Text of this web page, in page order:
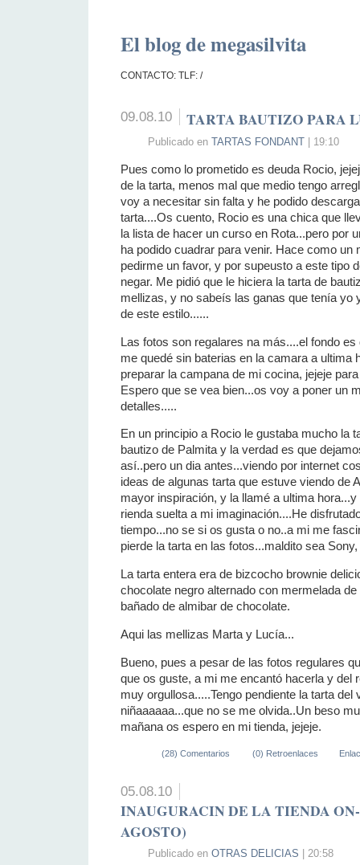
El blog de megasilvita
CONTACTO: TLF: /
09.08.10 TARTA BAUTIZO PARA
Publicado en TARTAS FONDANT| 19:10
Pues como lo prometido es deuda Rocio,
de la tarta, menos mal que medio tengo
voy a necesitar sin falta y he podido
tarta....Os cuento, Rocio es una chica que
la lista de hacer un curso en Rota...pero por
ha podido cuadrar para venir. Hace como un
pedirme un favor, y por supeusto a este tipo
negar. Me pidió que le hiciera la tarta de
mellizas, y no sabeís las ganas que tenía yo
de este estilo......
Las fotos son regalares na más....el fondo
me quedé sin baterias en la camara a ultima
preparar la campana de mi cocina, jejeje
Espero que se vea bien...os voy a poner un
detalles.....
En un principio a Rocio le gustaba mucho la
bautizo de Palmita y la verdad es que
así..pero un dia antes...viendo por internet
ideas de algunas tarta que estuve viendo de
mayor inspiración, y la llamé a ultima
rienda suelta a mi imaginación....He
tiempo...no se si os gusta o no..a mi me
pierde la tarta en las fotos...maldito sea Sony,
La tarta entera era de bizcocho brownie
chocolate negro alternado con mermelada
bañado de almibar de chocolate.
Aqui las mellizas Marta y Lucía...
Bueno, pues a pesar de las fotos regulares
que os guste, a mi me encantó hacerla y del
muy orgullosa.....Tengo pendiente la tarta del
niñaaaaaa...que no se me olvida..Un beso
mañana os espero en mi tienda, jejeje.
(28) Comentarios (0) Retroenlaces
05.08.10
INAUGURACIN DE LA TIENDA
AGOSTO)
Publicado en OTRAS DELICIAS | 20:58